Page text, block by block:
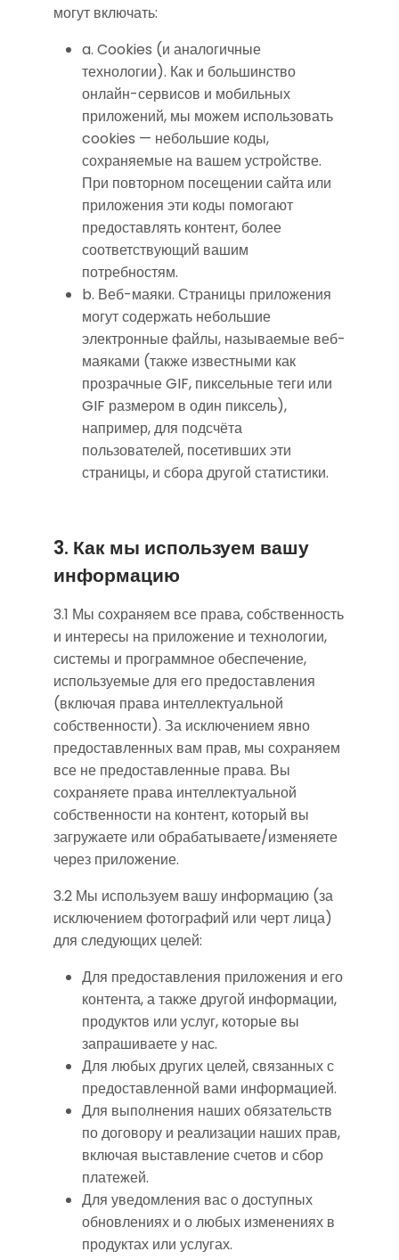
могут включать:
a. Cookies (и аналогичные
технологии). Как и большинство
онлайн-сервисов и мобильных
приложений, мы можем использовать
cookies — небольшие коды,
сохраняемые на вашем устройстве.
При повторном посещении сайта или
приложения эти коды помогают
предоставлять контент, более
соответствующий вашим
потребностям.
b. Веб-маяки. Страницы приложения
могут содержать небольшие
электронные файлы, называемые веб-
маяками (также известными как
прозрачные GIF, пиксельные теги или
GIF размером в один пиксель),
например, для подсчёта
пользователей, посетивших эти
страницы, и сбора другой статистики.
3. Как мы используем вашу
информацию
3.1 Мы сохраняем все права, собственность
и интересы на приложение и технологии,
системы и программное обеспечение,
используемые для его предоставления
(включая права интеллектуальной
собственности). За исключением явно
предоставленных вам прав, мы сохраняем
все не предоставленные права. Вы
сохраняете права интеллектуальной
собственности на контент, который вы
загружаете или обрабатываете/изменяете
через приложение.
3.2 Мы используем вашу информацию (за
исключением фотографий или черт лица)
для следующих целей:
Для предоставления приложения и его
контента, а также другой информации,
продуктов или услуг, которые вы
запрашиваете у нас.
Для любых других целей, связанных с
предоставленной вами информацией.
Для выполнения наших обязательств
по договору и реализации наших прав,
включая выставление счетов и сбор
платежей.
Для уведомления вас о доступных
обновлениях и о любых изменениях в
продуктах или услугах.